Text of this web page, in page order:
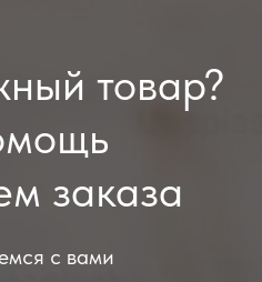
товар?
заказа
с вами